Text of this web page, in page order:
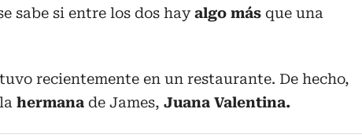
sabe si entre los dos hayalgo más que una
recientemente en un restaurante. De hecho,
hermana de James, Juana Valentina.